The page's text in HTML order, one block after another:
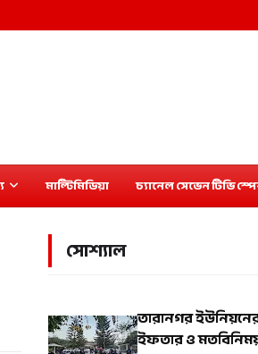
মাল্টিমিডিয়া চ্যানেল সেভেন টিভি
সোশ্যাল
তারানগর
ইফতার ও